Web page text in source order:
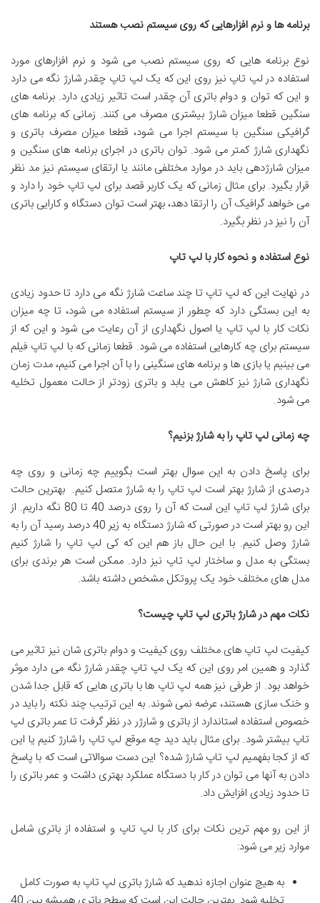
برنامه ها و نرم افزارهایی که روی سیستم نصب هستند
نوع برنامه هایی که روی سیستم نصب می شود و نرم افزارهای مورد
استفاده در لپ تاپ نیز روی این که یک لپ تاپ چقدر شارژ نگه می دارد
و این که توان و دوام باتری آن چقدر است تاثیر زیادی دارد. برنامه های
سنگین قطعا میزان شارژ بیشتری مصرف می کنند. زمانی که برنامه های
گرافیکی سنگین با سیستم اجرا می شود، قطعا میزان مصرف باتری و
نگهداری شارژ کمتر می شود. توان باتری در اجرای برنامه های سنگین و
میزان شارژدهی باید در موارد مختلفی مانند یا ارتقای سیستم نیز مد نظر
قرار بگیرد. برای مثال زمانی که یک کاربر قصد برای لپ تاپ خود را دارد و
می خواهد گرافیک آن را ارتقا دهد، بهتر است توان دستگاه و کارایی باتری
آن را نیز در نظر بگیرد.
نوع استفاده و نحوه کار با لپ تاپ
در نهایت این که لپ تاپ تا چند ساعت شارژ نگه می دارد تا حدود زیادی
به این بستگی دارد که چطور از سیستم استفاده می شود، تا چه میزان
نکات کار با لپ تاپ یا اصول نگهداری از آن رعایت می شود و این که از
سیستم برای چه کارهایی استفاده می شود. قطعا زمانی که با لپ تاپ فیلم
می بینیم یا بازی ها و برنامه های سنگینی را با آن اجرا می کنیم، مدت زمان
نگهداری شارژ نیز کاهش می یابد و باتری زودتر از حالت معمول تخلیه
می شود.
چه زمانی لپ تاپ را به شارژ بزنیم؟
برای پاسخ دادن به این سوال بهتر است بگوییم چه زمانی و روی چه
درصدی از شارژ بهتر است لپ تاپ را به شارژ متصل کنیم. بهترین حالت
برای شارژ لپ تاپ این است که آن را روی درصد 40 تا 80 نگه داریم. از
این رو بهتر است در صورتی که شارژ دستگاه به زیر 40 درصد رسید آن را به
شارژ وصل کنیم. با این حال باز هم این که کی لپ تاپ را شارژ کنیم
بستگی به مدل و ساختار لپ تاپ نیز دارد. ممکن است هر برندی برای
مدل های مختلف خود یک پروتکل مشخص داشته باشد.
نکات مهم در شارژ باتری لپ تاپ چیست؟
کیفیت لپ تاپ های مختلف روی کیفیت و دوام باتری شان نیز تاثیر می
گذارد و همین امر روی این که یک لپ تاپ چقدر شارژ نگه می دارد موثر
خواهد بود. از طرفی نیز همه لپ تاپ ها با باتری هایی که قابل جدا شدن
و خنک سازی هستند، عرضه نمی شوند. به این ترتیب چند نکته را باید در
خصوص استفاده استاندارد از باتری و شارژر در نظر گرفت تا عمر باتری لپ
تاپ بیشتر شود. برای مثال باید دید چه موقع لپ تاپ را شارژ کنیم یا این
که از کجا بفهمیم لپ تاپ شارژ شده؟ این دست سوالاتی است که با پاسخ
دادن به آنها می توان در کار با دستگاه عملکرد بهتری داشت و عمر باتری را
تا حدود زیادی افزایش داد.
از این رو مهم ترین نکات برای کار با لپ تاپ و استفاده از باتری شامل
موارد زیر می شود:
به هیچ عنوان اجازه ندهید که شارژ باتری لپ تاپ به صورت کامل